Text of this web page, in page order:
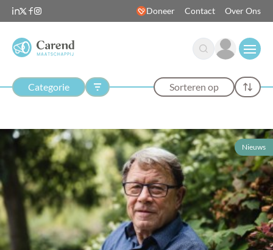
Doneer Contact Over Ons
Categorie Sorteren op
Nieuws